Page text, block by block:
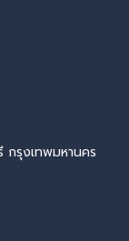
รุงเทพมหานคร